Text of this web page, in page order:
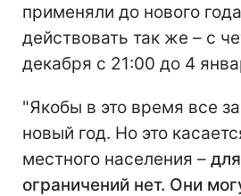
применяли до нового
действовать так же – с
декабря с 21:00 до 4
"Якобы в это время все
новый год. Но это
местного населения –
ограничений нет. Они